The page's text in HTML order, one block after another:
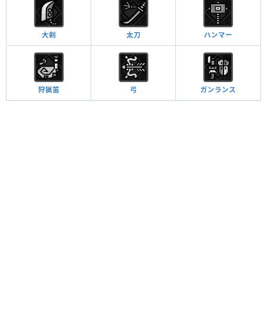
大剣 太刀 ハンマー
狩猟笛 弓 ガンランス